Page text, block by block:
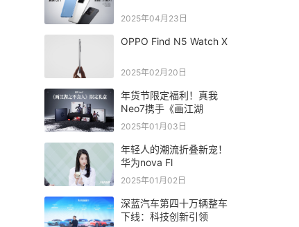
2025年04月23日
OPPO Find N5 Watch X
2025年02月20日
年货节限定福利！真我
Neo7携手《画江湖
2025年01月03日
年轻人的潮流折叠新宠！
华为nova Fl
2025年01月02日
深蓝汽车第四十万辆整车
下线：科技创新引领